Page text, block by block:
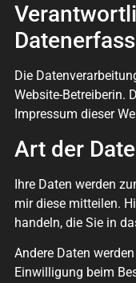
Die
Website-Betreiberin.
Impressum dieser
Art der
Ihre Daten werden
mir diese mitteilen.
handeln, die Sie in
Andere Daten
Einwilligung beim